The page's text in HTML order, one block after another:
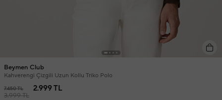
Beymen Club
Kahverengi Çizgili Uzun Kollu Triko Polo
7.450 TL
3.999 TL
2.999 TL